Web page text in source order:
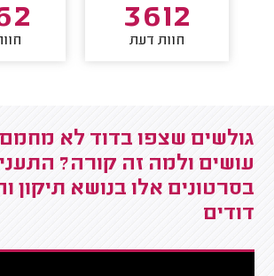
3612
חוות דעת
גולשים שצפו בדוד לא
עושים ולמה זה קורה?
בסרטונים אלו בנושא תיקון
דודים